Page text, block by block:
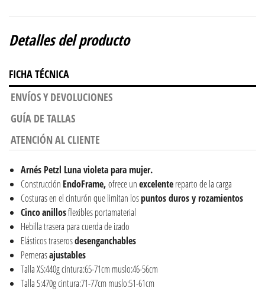
Detalles del producto
FICHA TÉCNICA
ENVÍOS Y DEVOLUCIONES
GUÍA DE TALLAS
ATENCIÓN AL CLIENTE
Arnés Petzl Luna violeta para mujer.
Construcción EndoFrame,ofrece unexcelentereparto de la carga
Costuras en el cinturón que limitan lospuntos duros y rozamientos
Cincoanillosflexibles portamaterial
Hebilla trasera para cuerda de izado
Elásticos traserosdesenganchables
Pernerasajustables
Talla XS:440g cintura:65-71cm muslo:46-56cm
Talla S:470g cintura:71-77cm muslo:51-61cm